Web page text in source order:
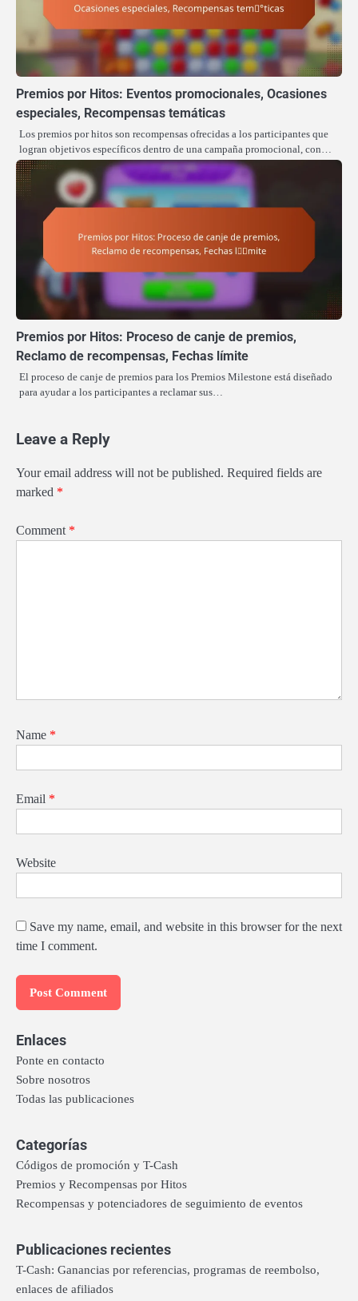
Premios por Hitos: Eventos promocionales, Ocasiones
especiales, Recompensas temáticas
Los premios por hitos son recompensas ofrecidas a los participantes que
logran objetivos específicos dentro de una campaña promocional, con…
Premios por Hitos: Proceso de canje de premios,
Reclamo de recompensas, Fechas límite
El proceso de canje de premios para los Premios Milestone está diseñado
para ayudar a los participantes a reclamar sus…
Leave a Reply
Your email address will not be published. Required fields are
marked *
Comment *
Name *
Email *
Website
Save my name, email, and website in this browser for the next
time I comment.
Enlaces
Ponte en contacto
Sobre nosotros
Todas las publicaciones
Categorías
Códigos de promoción y T-Cash
Premios y Recompensas por Hitos
Recompensas y potenciadores de seguimiento de eventos
Publicaciones recientes
T-Cash: Ganancias por referencias, programas de reembolso,
enlaces de afiliados